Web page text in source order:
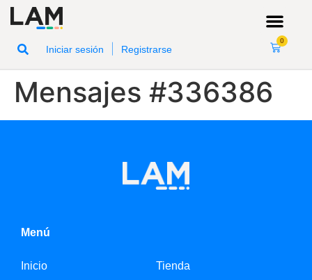
Iniciar sesión Registrarse
0
Mensajes #336386
Menú
Inicio
Tienda